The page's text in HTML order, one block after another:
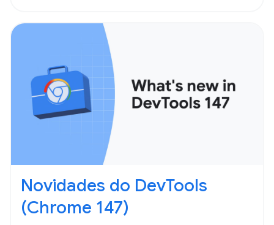
Novidades do DevTools
(Chrome 147)